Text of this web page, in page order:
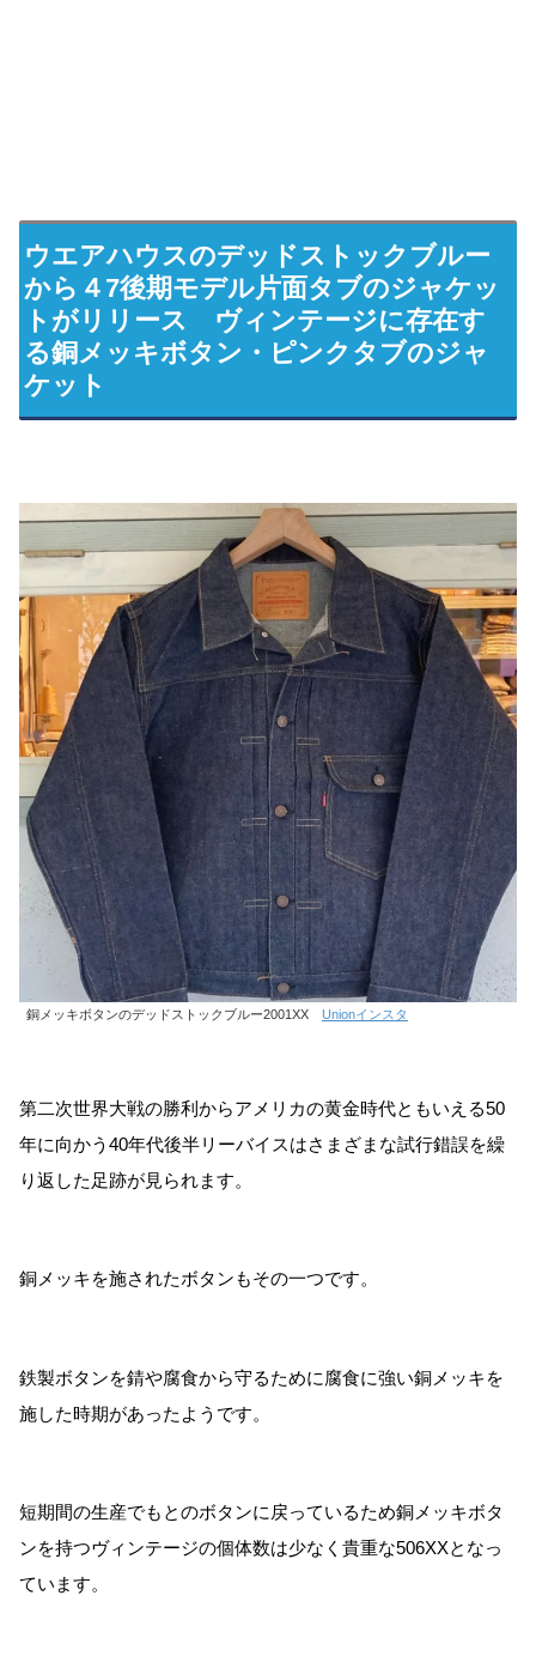
ウエアハウスのデッドストックブルー
から４7後期モデル片面タブのジャケッ
トがリリース ヴィンテージに存在す
る銅メッキボタン・ピンクタブのジャ
ケット
銅メッキボタンのデッドストックブルー2001XX Unionインスタ
第二次世界大戦の勝利からアメリカの黄金時代ともいえる50
年に向かう40年代後半リーバイスはさまざまな試行錯誤を繰
り返した足跡が見られます。
銅メッキを施されたボタンもその一つです。
鉄製ボタンを錆や腐食から守るために腐食に強い銅メッキを
施した時期があったようです。
短期間の生産でもとのボタンに戻っているため銅メッキボタ
ンを持つヴィンテージの個体数は少なく貴重な506XXとなっ
ています。